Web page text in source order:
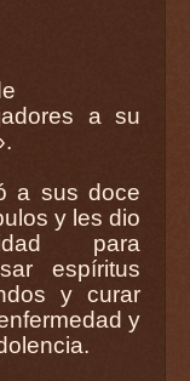
a su
a sus doce
y les dio
para
espíritus
y curar
y